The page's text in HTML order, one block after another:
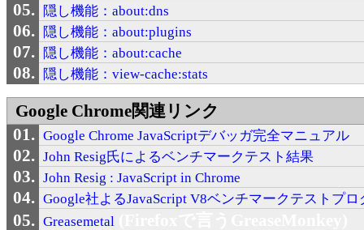
隠し機能：about:dns
隠し機能：about:plugins
隠し機能：about:cache
隠し機能：view-cache:stats
Google Chrome関連リンク
Google Chrome JavaScriptデバッガ完全マニュアル
John Resig氏によるベンチマークテスト結果
John Resig : JavaScript in Chrome
Google社よるJavaScript V8ベンチマークテストプロ
Greasemetal